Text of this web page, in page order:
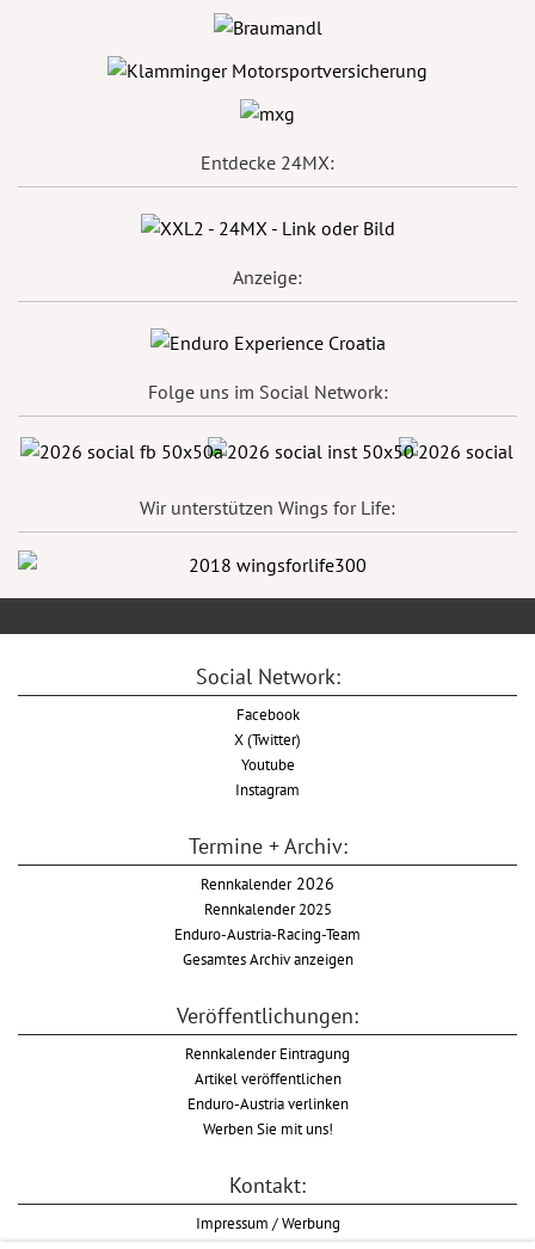
Entdecke 24MX:
Anzeige:
Folge uns im Social Network:
Wir unterstützen Wings for Life:
Social Network:
Facebook
X (Twitter)
Youtube
Instagram
Termine + Archiv:
Rennkalender2026
Rennkalender 2025
Enduro-Austria-Racing-Team
Gesamtes Archiv anzeigen
Veröffentlichungen:
Rennkalender Eintragung
Artikel veröffentlichen
Enduro-Austria verlinken
Werben Sie mit uns!
Kontakt:
Impressum / Werbung